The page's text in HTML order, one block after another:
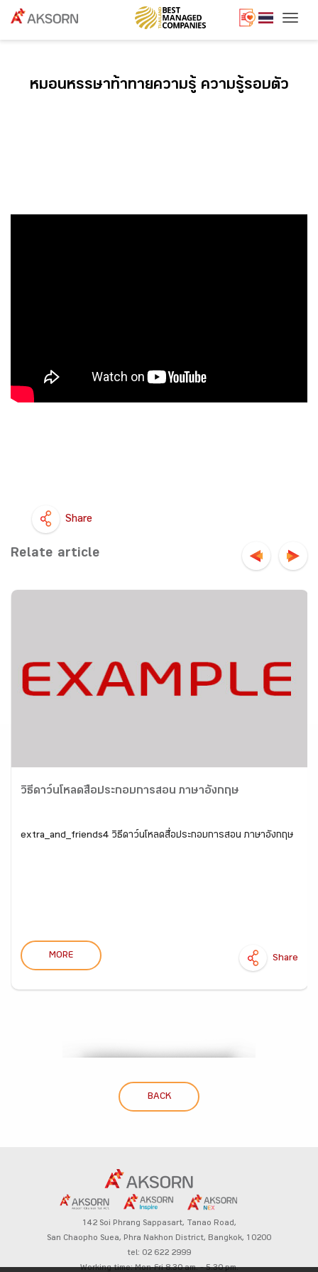
หมอนหรรษาท้าทายความรู้ ความรู้รอบตัว
Share
Relate article
วิธีดาว์นโหลดสื่อประกอบการสอน ภาษาอังกฤษ
extra_and_friends4 วิธีดาว์นโหลดสื่อประกอบการสอน ภาษาอังกฤษ
MORE Share
BACK
142 Soi Phrang Sappasart, Tanao Road,
San Chaopho Suea, Phra Nakhon District, Bangkok, 10200
tel: 02 622 2999
Working time: Mon-Fri 8.30 am. – 5.30 pm.